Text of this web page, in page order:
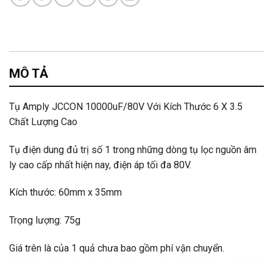
MÔ TẢ
Tụ Amply JCCON 10000uF/80V Với Kích Thước 6 X 3.5
Chất Lượng Cao
Tụ điện dung đủ trị số 1 trong những dòng tụ lọc nguồn âm
ly cao cấp nhất hiện nay, điện áp tối đa 80V.
Kích thước: 60mm x 35mm
Trọng lượng: 75g
Giá trên là của 1 quả chưa bao gồm phí vận chuyển.